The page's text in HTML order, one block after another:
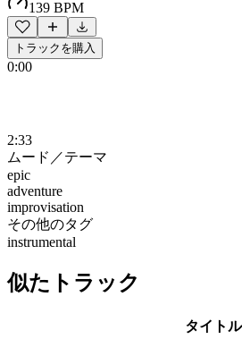
139 BPM
トラックを購入
0:00
2:33
ムード／テーマ
epic
adventure
improvisation
その他のタグ
instrumental
似たトラック
タイトル